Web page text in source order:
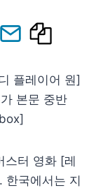
플레이어 원]
본문 중반
스터 영화 [레
한국에서는 지